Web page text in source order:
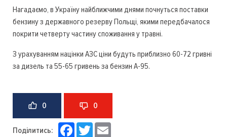
Нагадаємо, в Україну найближчими днями почнуться поставки
бензину з державного резерву Польщі, якими передбачалося
покрити четверту частину споживання у травні.
З урахуванням націнки АЗС ціни будуть приблизно 60-72 гривні
за дизель та 55-65 гривень за бензин А-95.
0 0
Поділитись: Facebook
Twitter